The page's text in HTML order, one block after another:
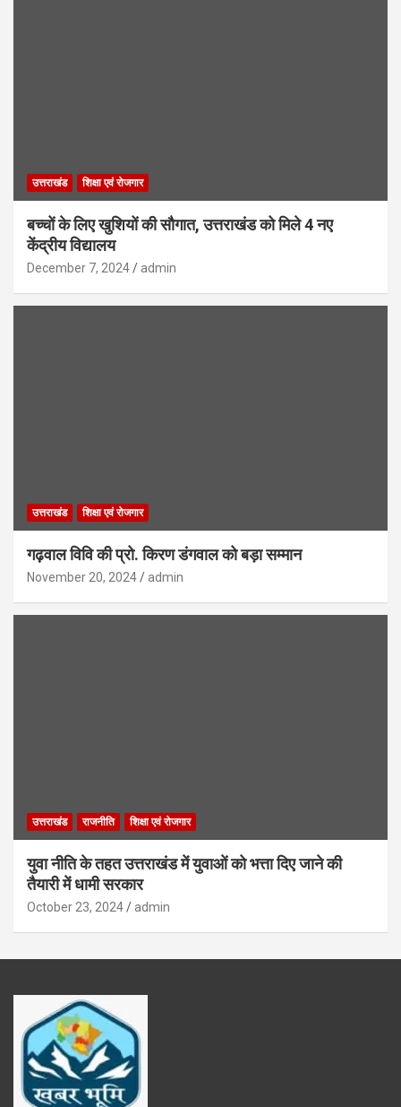
उत्तराखंड शिक्षा एवं रोजगार
बच्चों के लिए खुशियों की सौगात, उत्तराखंड को मिले 4 नए
केंद्रीय विद्यालय
December 7, 2024 admin
उत्तराखंड शिक्षा एवं रोजगार
गढ़वाल विवि की प्रो. किरण डंगवाल को बड़ा सम्मान
November 20, 2024 admin
उत्तराखंड राजनीति शिक्षा एवं रोजगार
युवा नीति के तहत उत्तराखंड में युवाओं को भत्ता दिए जाने की
तैयारी में धामी सरकार
October 23, 2024 admin